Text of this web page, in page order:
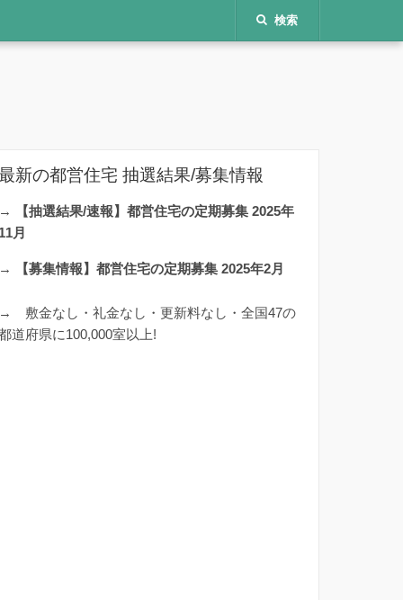
検索
新の都営住宅 抽選結果/募集情報
【抽選結果/速報】都営住宅の定期募集 2025年
月
【募集情報】都営住宅の定期募集 2025年2月
敷金なし・礼金なし・更新料なし・全国47の
道府県に100,000室以上!